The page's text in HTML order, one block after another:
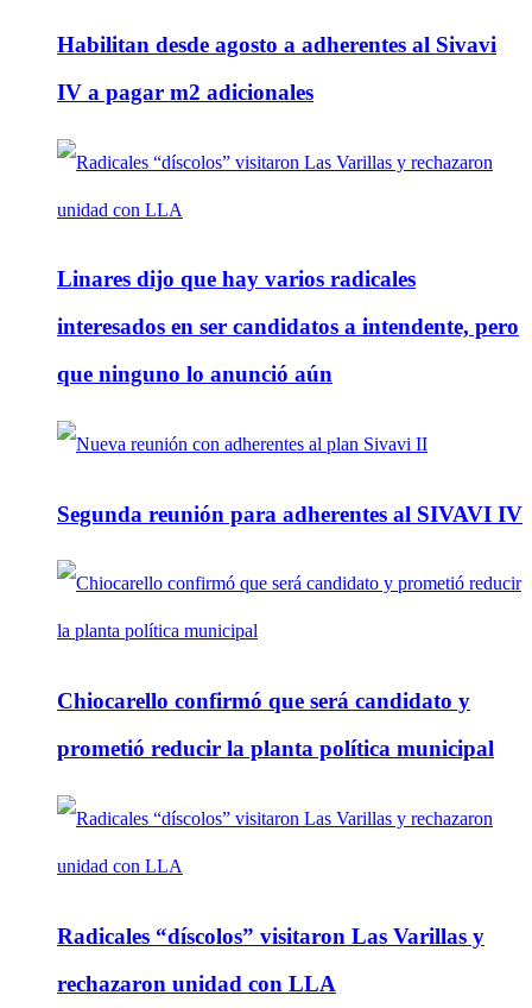
Habilitan desde agosto a adherentes al Sivavi
IV a pagar m2 adicionales
Linares dijo que hay varios radicales
interesados en ser candidatos a intendente, pero
que ninguno lo anunció aún
Segunda reunión para adherentes al SIVAVI IV
Chiocarello confirmó que será candidato y
prometió reducir la planta política municipal
Radicales “díscolos” visitaron Las Varillas y
rechazaron unidad con LLA